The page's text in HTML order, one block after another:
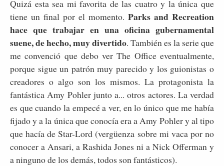
Quizá esta sea mi favorita de las cuatro y la única que
tiene un final por el momento. Parks and Recreation
hace que trabajar en una oficina gubernamental
suene, de hecho, muy divertido. También es la serie que
me convenció que debo ver The Office eventualmente,
porque sigue un patrón muy parecido y los guionistas o
creadores o algo son los mismos. La protagonista la
fantástica Amy Pohler junto a... otros actores. La verdad
es que cuando la empecé a ver, en lo único que me había
fijado y a la única que conocía era a Amy Pohler y al tipo
que hacía de Star-Lord (vergüenza sobre mi vaca por no
conocer a Ansari, a Rashida Jones ni a Nick Offerman y
a ninguno de los demás, todos son fantásticos).